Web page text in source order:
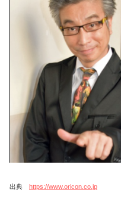
出典 https://www.oricon.co.jp